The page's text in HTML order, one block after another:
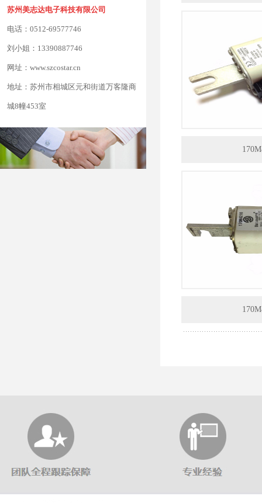
苏州美志达电子科技有限公司
电话：0512-69577746
刘小姐：13390887746
网址：www.szcostar.cn
地址：苏州市相城区元和街道万客隆商
城8幢453室